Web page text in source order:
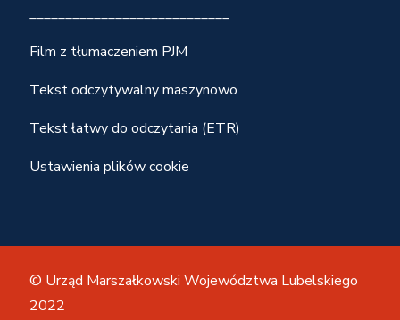
____________________________
Film z tłumaczeniem PJM
Tekst odczytywalny maszynowo
Tekst łatwy do odczytania (ETR)
Ustawienia plików cookie
© Urząd Marszałkowski Województwa Lubelskiego
2022